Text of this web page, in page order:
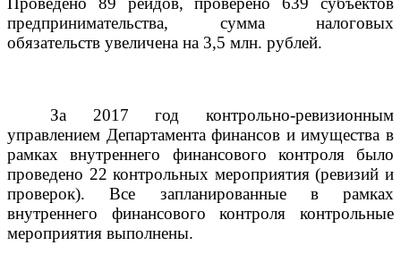
предпринимательства, сумма налоговых
обязательств увеличена на 3,5 млн. рублей.
За 2017 год контрольно-ревизионным
управлением Департамента финансов и имущества в
рамках внутреннего финансового контроля было
проведено 22 контрольных мероприятия (ревизий и
проверок). Все запланированные в рамках
внутреннего финансового контроля контрольные
мероприятия выполнены.